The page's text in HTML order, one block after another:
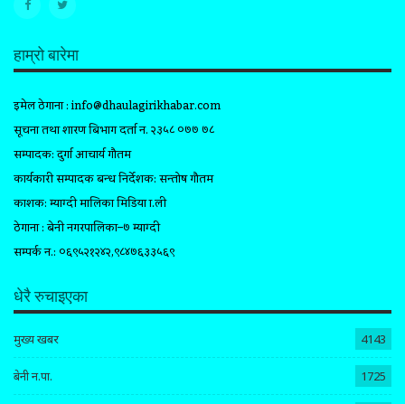
हाम्रो बारेमा
इमेल ठेगाना :info@dhaulagirikhabar.com
सूचना तथा प्रशारण बिभाग दर्ता न. २३५८ ०७७ ७८
सम्पादक: दुर्गा आचार्य गौतम
कार्यकारी सम्पादक प्रबन्ध निर्देशक: सन्तोष गौतम
प्रकाशक: म्याग्दी मालिका मिडिया प्रा.ली
ठेगाना : बेनी नगरपालिका–७ म्याग्दी
सम्पर्क न.: ०६९५२१२४२,९८४७६३३५६९
धेरै रुचाइएका
मुख्य खबर 4143
बेनी न.पा. 1725